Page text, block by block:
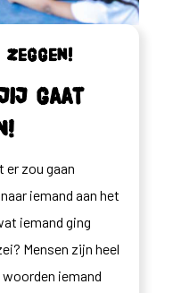
jij gaat
er zou gaan
iemand aan het
iemand ging
Mensen zijn heel
iemand